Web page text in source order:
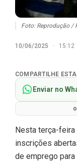
Foto: Reprodução /
10/06/2025 · 15:12
COMPARTILHE
Enviar no
Nesta terça-feira
inscrições
de emprego para